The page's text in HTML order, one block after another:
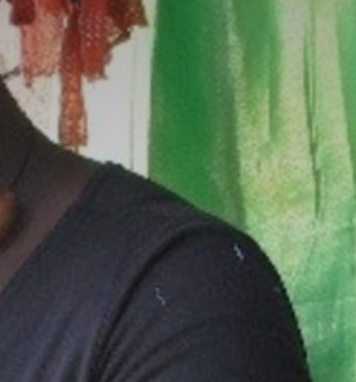
Beyond Plastic Med : BeMed
OACIS
Initiative Homme - Faune sauvage
The Green Shift Initiative